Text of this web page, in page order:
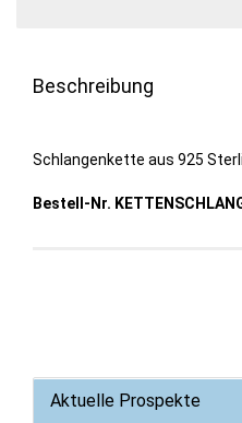
Beschreibung
Schlangenkette aus 925
Bestell-Nr.
Aktuelle Prospekte